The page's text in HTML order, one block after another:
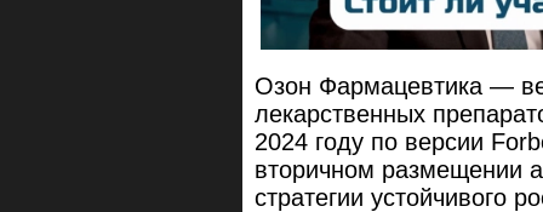
Озон Фармацевтика —
лекарственных
2024 году по версии
вторичном размещении
стратегии устойчивого